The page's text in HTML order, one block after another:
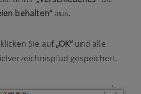
behalten“ aus.
Sie auf„OK“ und alle
gespeichert.